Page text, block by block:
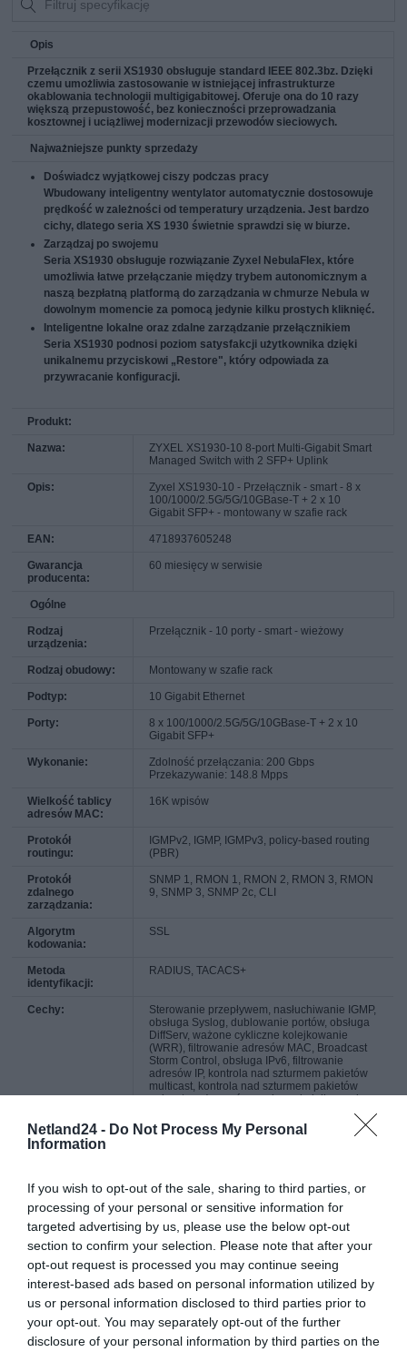
Netland24 - Do Not Process My Personal
Information
If you wish to opt-out of the sale, sharing to third parties, or
processing of your personal or sensitive information for
targeted advertising by us, please use the below opt-out
section to confirm your selection. Please note that after your
opt-out request is processed you may continue seeing
interest-based ads based on personal information utilized by
us or personal information disclosed to third parties prior to
your opt-out. You may separately opt-out of the further
disclosure of your personal information by third parties on the
Opis
Przełącznik z serii XS1930 obsługuje standard IEEE 802.3bz. Dzięki
czemu umożliwia zastosowanie w istniejącej infrastrukturze
okablowania technologii multigigabitowej. Oferuje ona do 10 razy
większą przepustowość, bez konieczności przeprowadzania
kosztownej i uciążliwej modernizacji przewodów sieciowych.
Najważniejsze punkty sprzedaży
Doświadcz wyjątkowej ciszy podczas pracy
Wbudowany inteligentny wentylator automatycznie dostosowuje
prędkość w zależności od temperatury urządzenia. Jest bardzo
cichy, dlatego seria XS 1930 świetnie sprawdzi się w biurze.
Zarządzaj po swojemu
Seria XS1930 obsługuje rozwiązanie Zyxel NebulaFlex, które
umożliwia łatwe przełączanie między trybem autonomicznym a
naszą bezpłatną platformą do zarządzania w chmurze Nebula w
dowolnym momencie za pomocą jedynie kilku prostych kliknięć.
Inteligentne lokalne oraz zdalne zarządzanie przełącznikiem
Seria XS1930 podnosi poziom satysfakcji użytkownika dzięki
unikalnemu przyciskowi „Restore", który odpowiada za
przywracanie konfiguracji.
Produkt:
Nazwa:
ZYXEL XS1930-10 8-port Multi-Gigabit Smart
Managed Switch with 2 SFP+ Uplink
Opis:
Zyxel XS1930-10 - Przełącznik - smart - 8 x
100/1000/2.5G/5G/10GBase-T + 2 x 10
Gigabit SFP+ - montowany w szafie rack
EAN: 4718937605248
Gwarancja
producenta:
60 miesięcy w serwisie
Ogólne
Rodzaj
urządzenia:
Przełącznik - 10 porty - smart - wieżowy
Rodzaj obudowy: Montowany w szafie rack
Podtyp: 10 Gigabit Ethernet
Porty:
8 x 100/1000/2.5G/5G/10GBase-T + 2 x 10
Gigabit SFP+
Wykonanie:
Zdolność przełączania: 200 Gbps
Przekazywanie: 148.8 Mpps
Wielkość tablicy
adresów MAC:
16K wpisów
Protokół
routingu:
IGMPv2, IGMP, IGMPv3, policy-based routing
(PBR)
Protokół
zdalnego
zarządzania:
SNMP 1, RMON 1, RMON 2, RMON 3, RMON
9, SNMP 3, SNMP 2c, CLI
Algorytm
kodowania:
SSL
Metoda
identyfikacji:
RADIUS, TACACS+
Cechy:
Sterowanie przepływem, nasłuchiwanie IGMP,
obsługa Syslog, dublowanie portów, obsługa
DiffServ, ważone cykliczne kolejkowanie
(WRR), filtrowanie adresów MAC, Broadcast
Storm Control, obsługa IPv6, filtrowanie
adresów IP, kontrola nad szturmem pakietów
multicast, kontrola nad szturmem pakietów
unicast, ważone równomierne kolejkowanie
(WFQ), technologia ZyXEL iStacking, obsługa
protokołu Spanning Tree (STP), obsługa
protokołu Rapid Spanning Tree (RSTP),
(QoS), MLD snooping, obsługuje LLDP,
przekaźnik DHCP, Link Aggregation Control
Protocol (LACP), Port Security, serwer NTP,
wiązanie IP-MAC, pułapka SNMP, klient
DHCP, Energy Efficient Ethernet, Multicast
VLAN Registration (MVR), Dynamic VLAN
Support (GVRP), podwójne obrazy
oprogramowania, Strict Priority Queuing
(SPQ), Neighbor Discovery Protocol (NDP),
bufor pakietu 2MB, zapobieganie
powstawaniu pętli, izolacja portów, Class of
Service (CoS), znaczniki VLAN, IGMP proxy,
ErrDisable Recovery, ZyXEL One Network